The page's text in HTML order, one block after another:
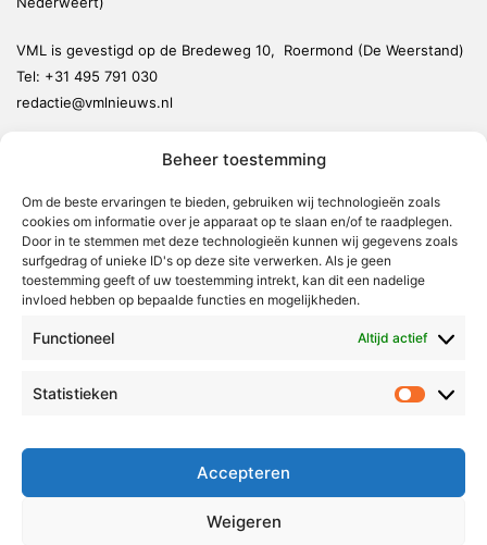
Beheer toestemming
Om de beste ervaringen te bieden, gebruiken wij technologieën zoals
cookies om informatie over je apparaat op te slaan en/of te raadplegen.
Door in te stemmen met deze technologieën kunnen wij gegevens zoals
surfgedrag of unieke ID's op deze site verwerken. Als je geen
toestemming geeft of uw toestemming intrekt, kan dit een nadelige
invloed hebben op bepaalde functies en mogelijkheden.
Functioneel Altijd actief
Statistieken
Accepteren
Weigeren
VML is gevestigd op de Bredeweg 10, Roermond (De Weerstand)
Tel: +31 495 791 030
redactie@vmlnieuws.nl
Leudal
Maasgouw
Echt-Susteren
Radio & TV